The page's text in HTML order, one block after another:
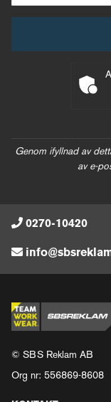
Genom ifyllnad av
av e-
0270-10420
© SBS Reklam AB
Org nr: 556869-8608